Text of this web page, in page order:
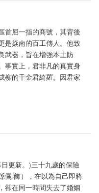
首屈一指的商號，其背後
是焱南的百工傳人。他致
武器，旨在增強本土防
事實上，君非凡的真實身
柳的千金君綺羅。因君家
更新。)三十九歲的保險
儷 飾），在以為自己即將
卻在同一時間失去了婚姻